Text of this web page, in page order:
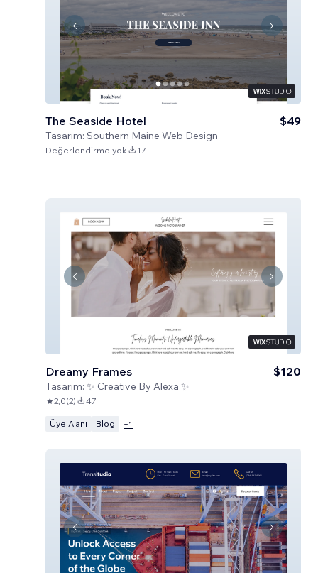
The Seaside Hotel
Tasarım: Southern Maine Web Design
$49
Değerlendirme yok 17
Dreamy Frames
Tasarım: ✨ Creative By Alexa ✨
$120
2,0(2) 47
Üye Alanı Blog +1